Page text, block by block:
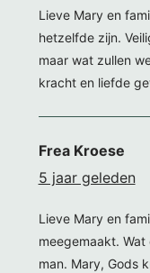
Lieve Mary en
hetzelfde zijn.
maar wat zullen
kracht en liefde
Frea Kroese
5 jaar geleden
Lieve Mary en
meegemaakt. Wat
man. Mary, Gods